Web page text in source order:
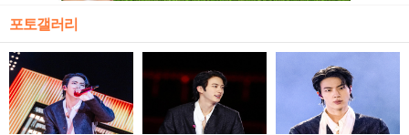
포토갤러리